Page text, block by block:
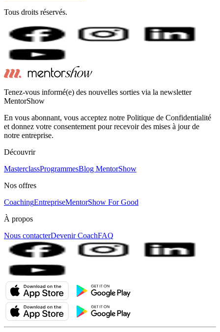
Tous droits réservés.
Tenez-vous informé(e) des nouvelles sorties via la newsletter
MentorShow
En vous abonnant, vous acceptez notre Politique de Confidentialité
et donnez votre consentement pour recevoir des mises à jour de
notre entreprise.
Découvrir
MasterclassProgrammesBlog MentorShow
Nos offres
CoachingEntrepriseMentorShow For Good
À propos
Nous contacterDevenir CoachFAQ